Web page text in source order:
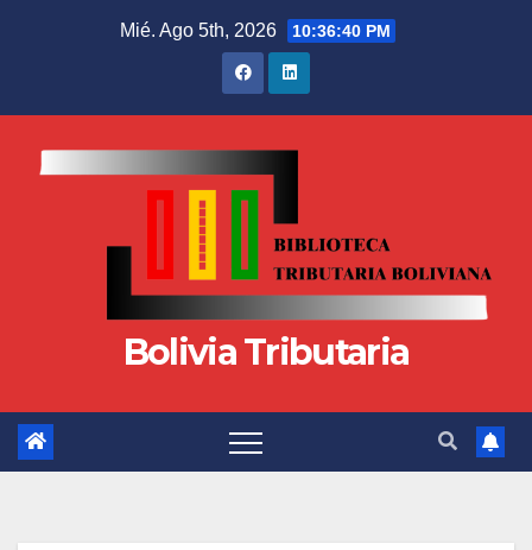
Mié. Ago 5th, 2026 10:36:41 PM
Bolivia Tributaria